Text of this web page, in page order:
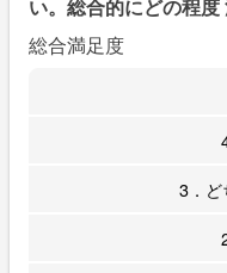
い。総合的にどの程
総合満足度
3．ど